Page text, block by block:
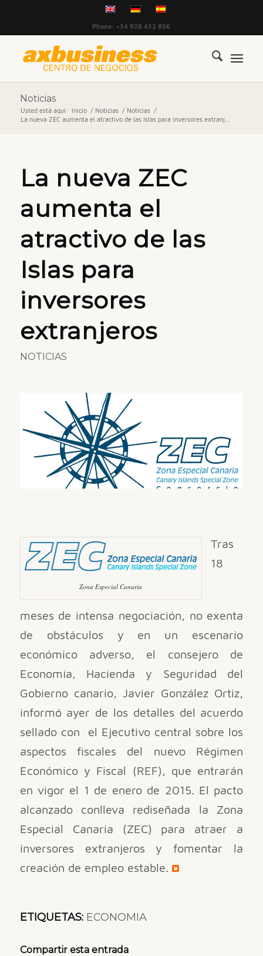
Phone: +34 928 432 856
Noticias
Usted está aquí: Inicio / Noticias / Noticias /
La nueva ZEC aumenta el atractivo de las Islas para inversores extranj...
La nueva ZEC
aumenta el
atractivo de las
Islas para
inversores
extranjeros
NOTICIAS
Zona Especial Canaria
Tras
18
meses de intensa negociación, no exenta
de obstáculos y en un escenario
económico adverso, el consejero de
Economía, Hacienda y Seguridad del
Gobierno canario, Javier González Ortiz,
informó ayer de los detalles del acuerdo
sellado con el Ejecutivo central sobre los
aspectos fiscales del nuevo Régimen
Económico y Fiscal (REF), que entrarán
en vigor el 1 de enero de 2015. El pacto
alcanzado conlleva rediseñada la Zona
Especial Canaria (ZEC) para atraer a
inversores extranjeros y fomentar la
creación de empleo estable.
ETIQUETAS: ECONOMIA
Compartir esta entrada